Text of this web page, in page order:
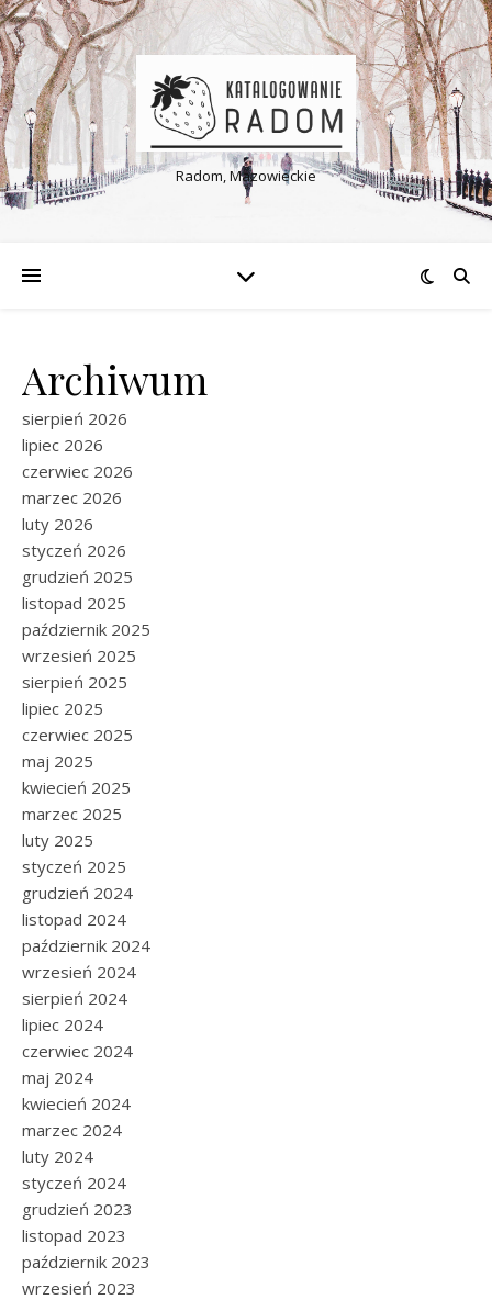
Radom, Mazowieckie
Archiwum
sierpień 2026
lipiec 2026
czerwiec 2026
marzec 2026
luty 2026
styczeń 2026
grudzień 2025
listopad 2025
październik 2025
wrzesień 2025
sierpień 2025
lipiec 2025
czerwiec 2025
maj 2025
kwiecień 2025
marzec 2025
luty 2025
styczeń 2025
grudzień 2024
listopad 2024
październik 2024
wrzesień 2024
sierpień 2024
lipiec 2024
czerwiec 2024
maj 2024
kwiecień 2024
marzec 2024
luty 2024
styczeń 2024
grudzień 2023
listopad 2023
październik 2023
wrzesień 2023